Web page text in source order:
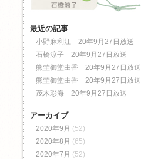
最近の記事
小野麻利江 20年9月27日放送
石橋涼子 20年9月27日放送
熊埜御堂由香 20年9月27日放送
熊埜御堂由香 20年9月27日放送
茂木彩海 20年9月27日放送
アーカイブ
2020年9月 (52)
2020年8月 (65)
2020年7月 (52)